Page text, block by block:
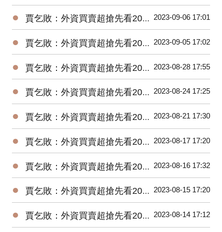
● 賈乞敗：外資買賣超搶先看20230906 2023-09-06 17:01
● 賈乞敗：外資買賣超搶先看20230905 2023-09-05 17:02
● 賈乞敗：外資買賣超搶先看20230828 2023-08-28 17:55
● 賈乞敗：外資買賣超搶先看20230824 2023-08-24 17:25
● 賈乞敗：外資買賣超搶先看20230821 2023-08-21 17:30
● 賈乞敗：外資買賣超搶先看20230817 2023-08-17 17:20
● 賈乞敗：外資買賣超搶先看20230816 2023-08-16 17:32
● 賈乞敗：外資買賣超搶先看20230815 2023-08-15 17:20
● 賈乞敗：外資買賣超搶先看20230814 2023-08-14 17:12